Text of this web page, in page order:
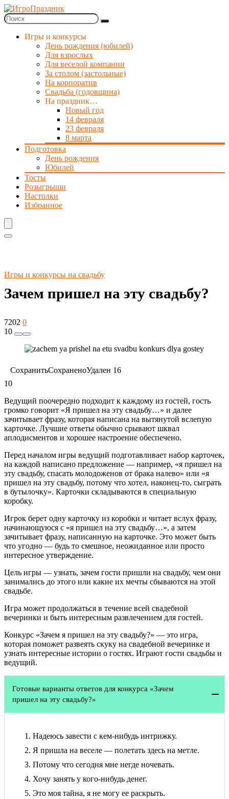
Игры и конкурсы
День рождения (юбилей)
Для взрослых
Для веселой компании
За столом (застольные)
На корпоратив
Свадьба (годовщина)
На праздник…
Новый год
14 февраля
23 февраля
8 марта
Подготовка
День рождения
Юбилей
Тосты
Розыгрыши
Настолки
Избранное
Игры и конкурсы на свадьбу
Зачем пришел на эту свадьбу?
7202 0
10
СохранитьСохраненоУдален 16
10
Ведущий поочередно подходит к каждому из гостей, гость
громко говорит «Я пришел на эту свадьбу…» и далее
зачитывает фразу, которая написана на вытянутой вслепую
карточке. Лучшие ответы обычно срывают шквал
аплодисментов и хорошее настроение обеспечено.
Перед началом игры ведущий подготавливает набор карточек,
на каждой написано предложение — например, «я пришел на
эту свадьбу, спасать молодоженов от брака налево» или «я
пришел на эту свадьбу, потому что хотел, наконец-то, сыграть
в бутылочку». Карточки складываются в специальную
коробку.
Игрок берет одну карточку из коробки и читает вслух фразу,
начинающуюся с «я пришел на эту свадьбу…», а затем
зачитывает фразу, написанную на карточке. Это может быть
что угодно — будь то смешное, неожиданное или просто
интересное утверждение.
Цель игры — узнать, зачем гости пришли на свадьбу, чем они
занимались до этого или какие их мечты сбываются на этой
свадьбе.
Игра может продолжаться в течение всей свадебной
вечеринки и быть интересным развлечением для гостей.
Конкурс «Зачем я пришел на эту свадьбу?» — это игра,
которая поможет развеять скуку на свадебной вечеринке и
узнать интересные истории о гостях. Играют гости свадьбы и
ведущий.
Готовые варианты ответов для конкурса «Зачем
пришел на эту свадьбу?»
Надеюсь завести с кем-нибудь интрижку.
Я пришла на веселе — полетать здесь на метле.
Потому что сегодня мне негде ночевать.
Хочу занять у кого-нибудь денег.
Это моя тайна, я не могу ее раскрыть.